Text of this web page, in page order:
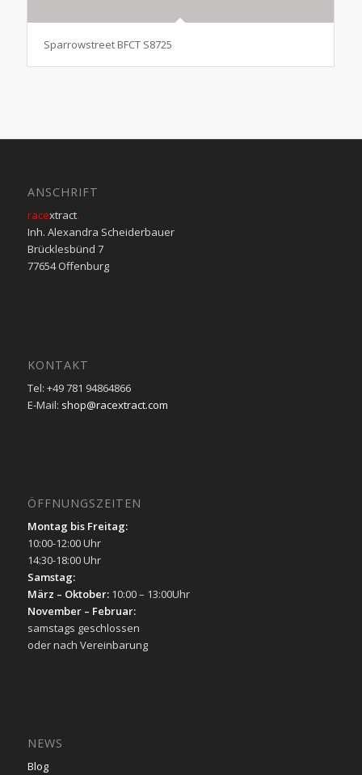
Sparrowstreet BFCT S8725
ANSCHRIFT
racextract.
Inh. Alexandra Scheiderbauer
Brücklesbünd 7
77654 Offenburg
KONTAKT
Tel: +49 781 94864866
E-Mail: shop@racextract.com
ÖFFNUNGSZEITEN
Montag bis Freitag:
10:00-12:00 Uhr
14:30-18:00 Uhr
Samstag:
März – Oktober:10:00 – 13:00Uhr
November – Februar:
samstags geschlossen
oder nach Vereinbarung
NEWS
Blog